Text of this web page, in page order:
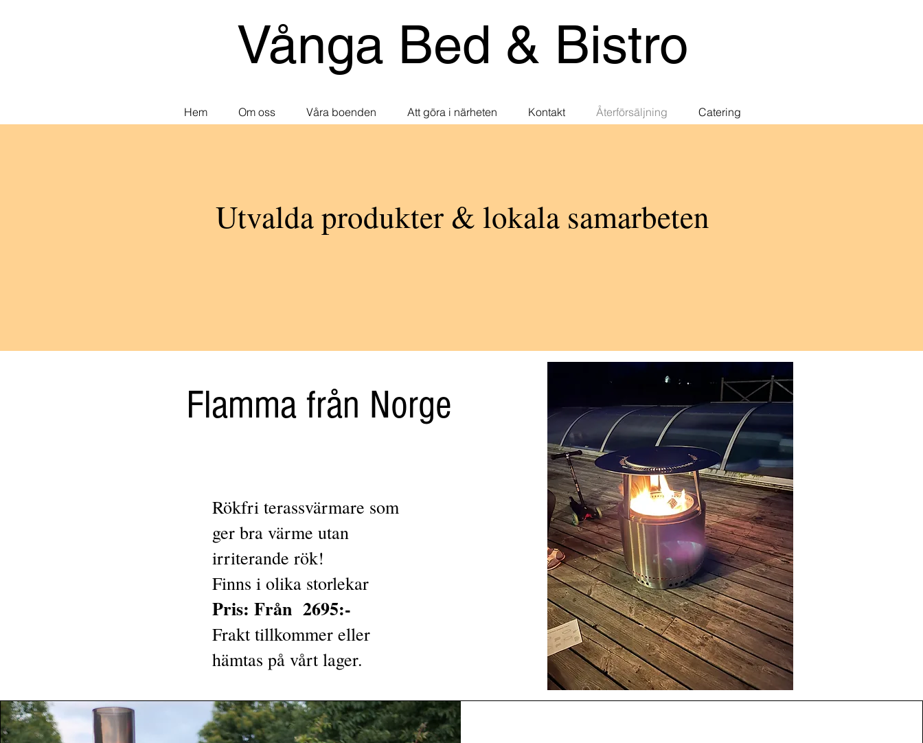
Vånga Bed & Bistro
Hem Om oss Våra boenden Att göra i närheten Kontakt Återförsäljning Catering
Utvalda produkter & lokala samarbeten
Flamma från Norge
Rökfri terassvärmare som
ger bra värme utan
irriterande rök!
Finns i olika storlekar
Pris: Från 2695:-
Frakt tillkommer eller
hämtas på vårt lager.